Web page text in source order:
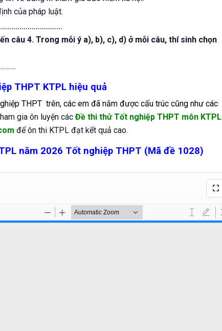
của pháp luật.
câu 4. Trong mỗi ý a), b), c), d) ở mỗi câu, thí sinh chọn
THPT KTPL hiệu quả
THPT trên, các em đã nắm được cấu trúc cũng như các
gia ôn luyện các Đề thi thử Tốt nghiệp THPT môn KTPL
để ôn thi KTPL đạt kết quả cao.
năm 2026 Tốt nghiệp THPT (Mã đề 1028)